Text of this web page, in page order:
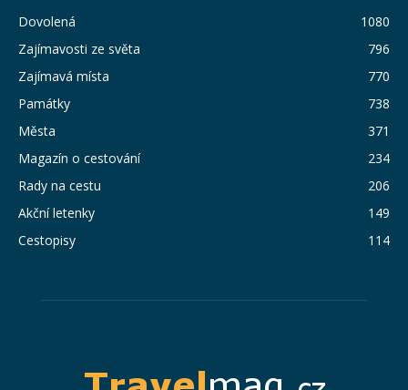
Dovolená
1080
Zajímavosti ze světa
796
Zajímavá místa
770
Památky
738
Města
371
Magazín o cestování
234
Rady na cestu
206
Akční letenky
149
Cestopisy
114